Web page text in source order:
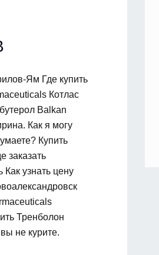
Ям Где купить
Котлас
Balkan
Как я могу
Купить
заказать
узнать цену
Тренболон
не курите.